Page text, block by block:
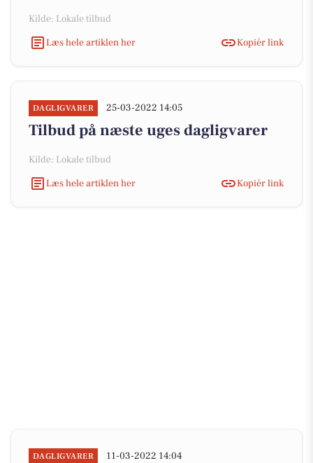
Kilde: Lokale tilbud
Læs hele artiklen her
Kopiér link
DAGLIGVARER 25-03-2022 14:05
Tilbud på næste uges dagligvarer
Kilde: Lokale tilbud
Læs hele artiklen her
Kopiér link
DAGLIGVARER 11-03-2022 14:04